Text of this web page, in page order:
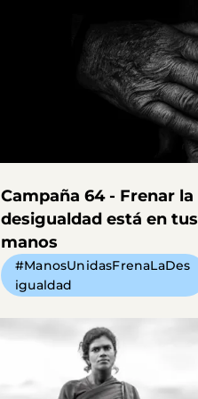
Campaña 64 - Frenar la
desigualdad está en tus
manos
#ManosUnidasFrenaLaDes
igualdad